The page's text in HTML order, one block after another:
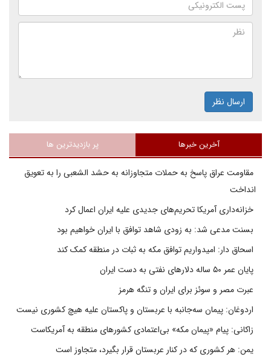
ارسال نظر
آخرین خبرها پر بازدیدترین ها
مقاومت عراق پاسخ به حملات متجاوزانه به حشد الشعبی را به تعویق
انداخت
خزانه‌داری آمریکا تحریم‌های جدیدی علیه ایران اعمال کرد
بسنت مدعی شد: به زودی شاهد توافق با ایران خواهیم بود
اسحاق دار: امیدواریم توافق مکه به ثبات در منطقه کمک کند
پایان عمر ۵۰ ساله دلارهای نفتی به دست ایران
عبرت مصر و سوئز برای ایران و تنگه هرمز
اردوغان: پیمان سه‌جانبه با عربستان و پاکستان علیه هیچ کشوری نیست
زاکانی: پیام «پیمان مکه» بی‌اعتمادی کشورهای منطقه به آمریکاست
یمن: هر کشوری که در کنار عربستان قرار بگیرد، متجاوز است